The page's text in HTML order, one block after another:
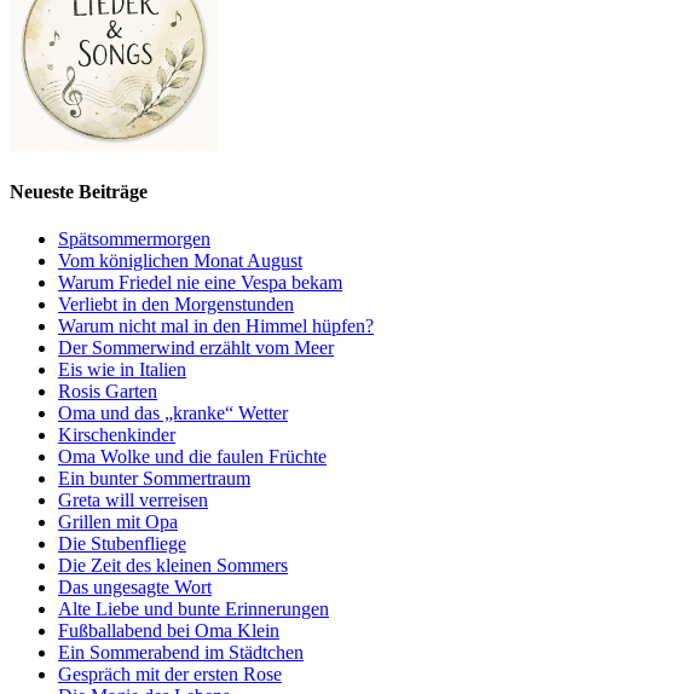
Neueste Beiträge
Spätsommermorgen
Vom königlichen Monat August
Warum Friedel nie eine Vespa bekam
Verliebt in den Morgenstunden
Warum nicht mal in den Himmel hüpfen?
Der Sommerwind erzählt vom Meer
Eis wie in Italien
Rosis Garten
Oma und das „kranke“ Wetter
Kirschenkinder
Oma Wolke und die faulen Früchte
Ein bunter Sommertraum
Greta will verreisen
Grillen mit Opa
Die Stubenfliege
Die Zeit des kleinen Sommers
Das ungesagte Wort
Alte Liebe und bunte Erinnerungen
Fußballabend bei Oma Klein
Ein Sommerabend im Städtchen
Gespräch mit der ersten Rose